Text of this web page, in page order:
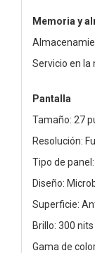
Memoria y
Servicio en la
Pantalla
Tamaño: 27
Resolución:
Tipo de panel:
Diseño:
Superficie:
Brillo: 300 nits
Gama de